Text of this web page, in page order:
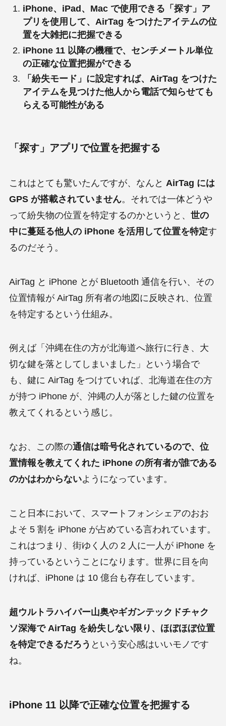
iPhone、iPad、Mac で使用できる「探す」ア
プリを使用して、AirTag をつけたアイテムの位
置を大雑把に把握できる
iPhone 11 以降の機種で、センチメートル単位
の正確な位置把握ができる
「紛失モード」に設定すれば、AirTag をつけた
アイテムを見つけた他人から電話で知らせても
らえる可能性がある
「探す」アプリで位置を把握する
これはとても驚いたんですが、なんと AirTag には
GPS が搭載されていません。それでは一体どうや
って紛失物の位置を特定するのかというと、 世の
中に蔓延る他人の iPhone を活用して位置を特定す
るのだそう。
AirTag と iPhone とが Bluetooth 通信を行い、その
位置情報が AirTag 所有者の地図に反映され、位置
を特定するという仕組み。
例えば「沖縄在住の方が北海道へ旅行に行き、大
切な鍵を落としてしまいました」という場合で
も、鍵に AirTag をつけていれば、北海道在住の方
が持つ iPhone が、沖縄の人が落とした鍵の位置を
教えてくれるという感じ。
なお、この際の通信は暗号化されているので、位
置情報を教えてくれた iPhone の所有者が誰である
のかはわからないようになっています。
こと日本において、スマートフォンシェアのおお
よそ 5 割を iPhone が占めている言われています。
これはつまり、街ゆく人の 2 人に一人が iPhone を
持っているということになります。世界に目を向
ければ、iPhone は 10 億台も存在しています。
超ウルトラハイパー山奥やギガンテックドチャク
ソ深海で AirTag を紛失しない限り、ほぼほぼ位置
を特定できるだろう という安心感はいいモノです
ね。
iPhone 11 以降で正確な位置を把握する